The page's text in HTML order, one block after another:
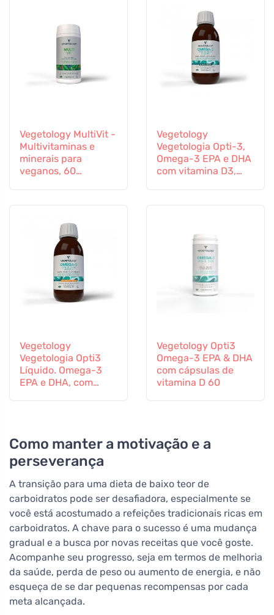
Vegetology MultiVit -
Multivitaminas e
minerais para
veganos, 60
Vegetology
Vegetologia Opti-3,
Omega-3 EPA e DHA
com vitamina D3,
Vegetology
Vegetologia Opti3
Líquido. Omega-3
EPA e DHA, com
Vegetology Opti3
Omega-3 EPA & DHA
com cápsulas de
vitamina D 60
Como manter a motivação e a
perseverança
A transição para uma dieta de baixo teor de
carboidratos pode ser desafiadora, especialmente se
você está acostumado a refeições tradicionais ricas em
carboidratos. A chave para o sucesso é uma mudança
gradual e a busca por novas receitas que você goste.
Acompanhe seu progresso, seja em termos de melhoria
da saúde, perda de peso ou aumento de energia, e não
esqueça de se dar pequenas recompensas por cada
meta alcançada.